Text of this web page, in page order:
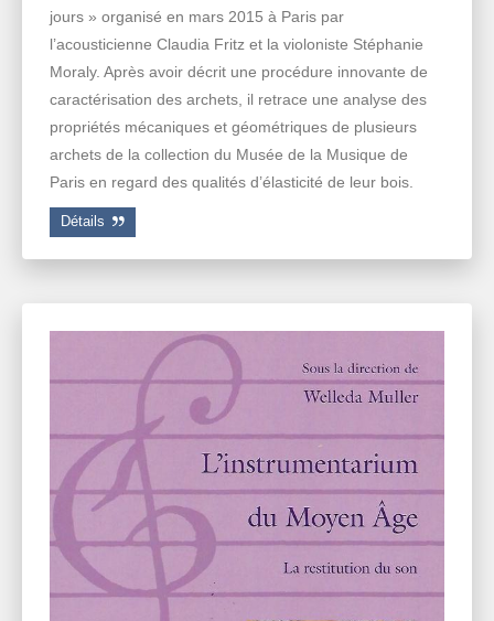
jours » organisé en mars 2015 à Paris par
l’acousticienne Claudia Fritz et la violoniste Stéphanie
Moraly. Après avoir décrit une procédure innovante de
caractérisation des archets, il retrace une analyse des
propriétés mécaniques et géométriques de plusieurs
archets de la collection du Musée de la Musique de
Paris en regard des qualités d’élasticité de leur bois.
Détails